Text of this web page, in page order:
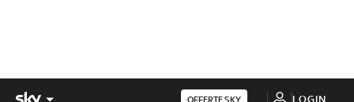
OFFERTE SKY LOGIN